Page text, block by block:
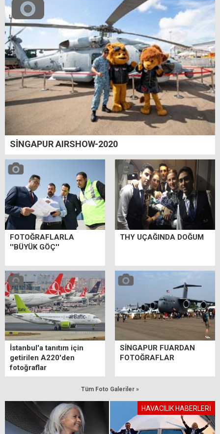
SİNGAPUR AIRSHOW-2020
FOTOĞRAFLARLA
''BÜYÜK GÖÇ''
THY UÇAĞINDA DOĞUM
İstanbul'a tanıtım için
getirilen A220'den
fotoğraflar
SİNGAPUR FUARDAN
FOTOĞRAFLAR
Tüm Foto Galeriler »
HAVACILIK HABERLERİ